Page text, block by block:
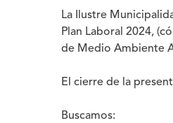
La Ilustre
Plan Laboral 2024,
de Medio Ambiente
El cierre de la
Buscamos: